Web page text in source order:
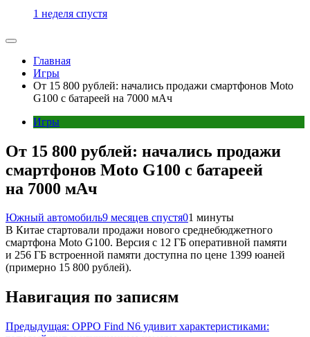
1 неделя спустя
Главная
Игры
От 15 800 рублей: начались продажи смартфонов Moto
G100 с батареей на 7000 мАч
Игры
От 15 800 рублей: начались продажи
смартфонов Moto G100 с батареей
на 7000 мАч
Южный автомобиль9 месяцев спустя01 минуты
В Китае стартовали продажи нового среднебюджетного
смартфона Moto G100. Версия с 12 ГБ оперативной памяти
и 256 ГБ встроенной памяти доступна по цене 1399 юаней
(примерно 15 800 рублей).
Навигация по записям
Предыдущая: OPPO Find N6 удивит характеристиками: